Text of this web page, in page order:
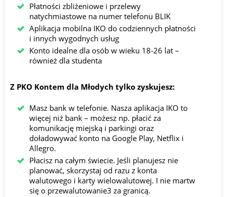
Płatności zbliżeniowe i przelewy
natychmiastowe na numer telefonu BLIK
Aplikacja mobilna IKO do codziennych płatności
i innych wygodnych usług
Konto idealne dla osób w wieku 18-26 lat –
również dla studenta
Z PKO Kontem dla Młodych tylko zyskujesz:
Masz bank w telefonie. Nasza aplikacja IKO to
więcej niż bank – możesz np. płacić za
komunikację miejską i parkingi oraz
doładowywać konto na Google Play, Netflix i
Allegro.
Płacisz na całym świecie. Jeśli planujesz nie
planować, skorzystaj od razu z konta
walutowego i karty wielowalutowej. I nie martw
się o przewalutowanie3 za granicą.